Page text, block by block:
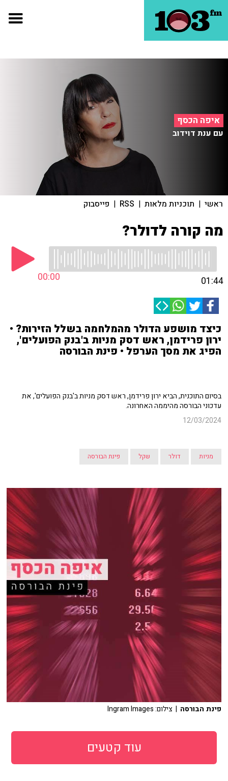
איפה הכסף
עם ענת דוידוב
ראשי | תוכניות מלאות |
RSS
| פייסבוק
מה קורה לדולר?
00:00 01:44
כיצד מושפע הדולר מהמלחמה בשלל הזירות? •
ירון פרידמן, ראש דסק מניות ב'בנק הפועלים',
הפיג את מסך הערפל • פינת הבורסה
בסיום התוכנית, הביא ירון פרידמן, ראש דסק מניות ב'בנק הפועלים', את
עדכוני הבורסה מהיממה האחרונה.
12/03/2024
מניות דולר שקל פינת הבורסה
פינת הבורסה | צילום: Ingram Images
עוד קטעים